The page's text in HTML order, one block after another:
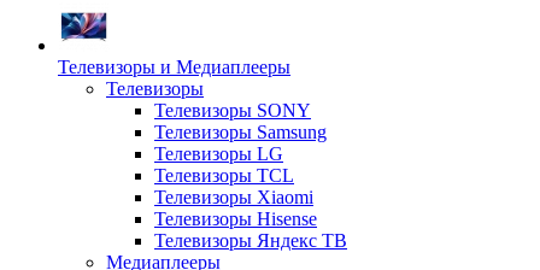
Телевизоры и Медиаплееры
Телевизоры
Телевизоры SONY
Телевизоры Samsung
Телевизоры LG
Телевизоры TCL
Телевизоры Xiaomi
Телевизоры Hisense
Телевизоры Яндекс ТВ
Медиаплееры